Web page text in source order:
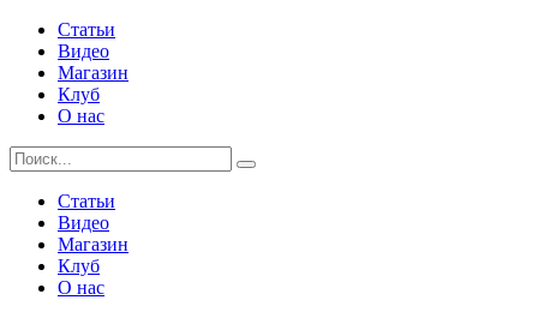
Статьи
Видео
Магазин
Клуб
О нас
Статьи
Видео
Магазин
Клуб
О нас